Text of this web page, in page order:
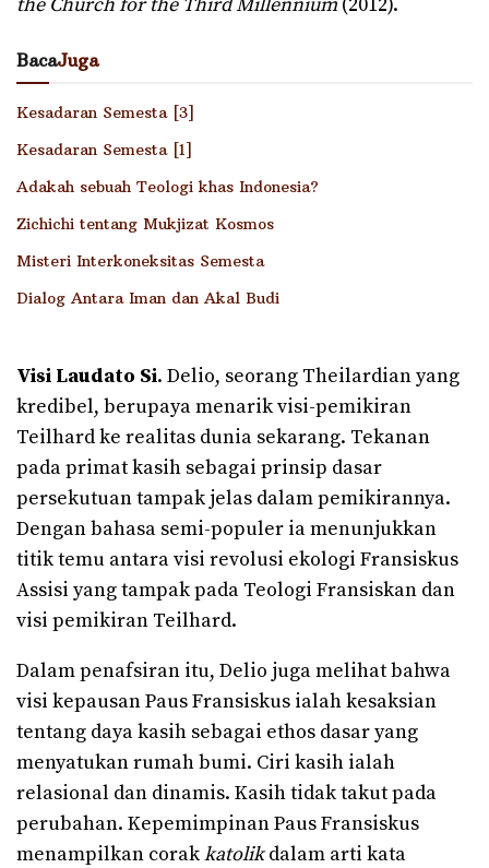
BacaJuga
Kesadaran Semesta [3]
Kesadaran Semesta [1]
Adakah sebuah Teologi khas Indonesia?
Zichichi tentang Mukjizat Kosmos
Misteri Interkoneksitas Semesta
Dialog Antara Iman dan Akal Budi
Visi Laudato Si. Delio, seorang Theilardian yang
kredibel, berupaya menarik visi-pemikiran
Teilhard ke realitas dunia sekarang. Tekanan
pada primat kasih sebagai prinsip dasar
persekutuan tampak jelas dalam pemikirannya.
Dengan bahasa semi-populer ia menunjukkan
titik temu antara visi revolusi ekologi Fransiskus
Assisi yang tampak pada Teologi Fransiskan dan
visi pemikiran Teilhard.
Dalam penafsiran itu, Delio juga melihat bahwa
visi kepausan Paus Fransiskus ialah kesaksian
tentang daya kasih sebagai ethos dasar yang
menyatukan rumah bumi. Ciri kasih ialah
relasional dan dinamis. Kasih tidak takut pada
perubahan. Kepemimpinan Paus Fransiskus
menampilkan corakkatolikdalam arti kata